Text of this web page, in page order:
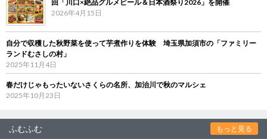
回「川口×絶品グルメビール＆日本酒祭り2026」を開催
2026年4月15日
自分で収穫した秋野菜を使って芋煮作りを体験 埼玉県加須市の「ファミリー
ランドむさしの村」
2025年11月4日
春だけじゃもったいないさくらの名所、加治川で秋のマルシェ
2025年10月23日
ふむふむ もっと見る